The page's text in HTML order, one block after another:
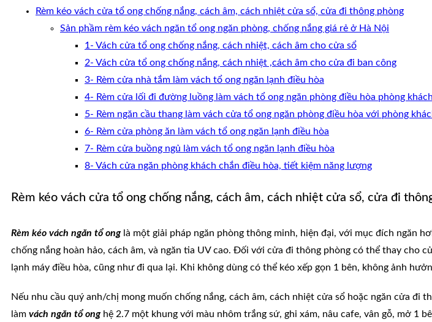
Rèm kéo vách cửa tổ ong chống nắng, cách âm, cách nhiệt cửa sổ, cửa đi thông phòng
Sản phầm rèm kéo vách ngăn tổ ong ngăn phòng, chống nắng giá rẻ ở Hà Nội
1- Vách cửa tổ ong chống nắng, cách nhiệt, cách âm cho cửa sổ
2- Vách cửa tổ ong chống nắng, cách nhiệt ,cách âm cho cửa đi ban công
3- Rèm cửa nhà tắm làm vách tổ ong ngăn lạnh điều hòa
4- Rèm cửa lối đi đường luồng làm vách tổ ong ngăn phòng điều hòa phòng khách
5- Rèm ngăn cầu thang làm vách cửa tổ ong ngăn phòng điều hòa với phòng
6- Rèm cửa phòng ăn làm vách tổ ong ngăn lạnh điều hòa
7- Rèm cửa buồng ngủ làm vách tổ ong ngăn lạnh điều hòa
8- Vách cửa ngăn phòng khách chắn điều hòa, tiết kiệm năng lượng
Rèm kéo vách cửa tổ ong chống nắng, cách âm, cách nhiệt cửa sổ, cửa đi
Rèm kéo vách ngăn tổ onglà một giải pháp ngăn phòng thông minh, hiện đại, với mục đích ngăn
chống nắng hoàn hảo, cách âm, và ngăn tia UV cao. Đối với cửa đi thông phòng có thể thay cho
lạnh máy điều hòa, cũng như đi qua lại. Khi không dùng có thể kéo xếp gọn 1 bên, không ảnh
Nếu nhu cầu quý anh/chị mong muốn chống nắng, cách âm, cách nhiệt cửa sổ hoặc ngăn cửa đi
làm vách ngăn tổ ong hệ 2.7 một khung với màu nhôm trắng sứ, ghi xám, nâu cafe, vân gỗ, mở 1